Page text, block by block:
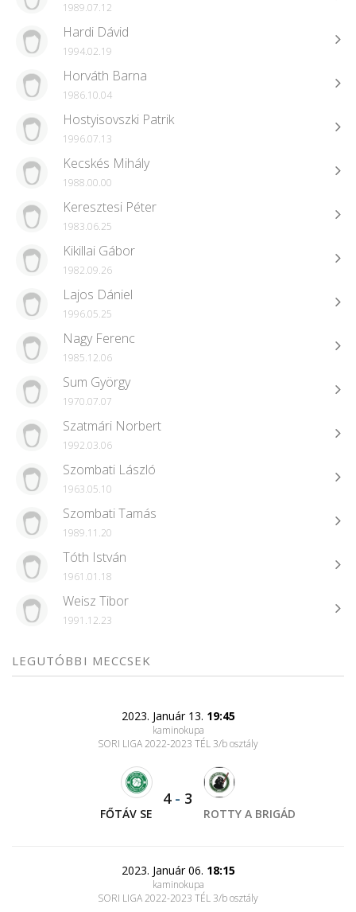
1989.07.12
Hardi Dávid
1994.02.19
Horváth Barna
1986.10.04
Hostyisovszki Patrik
1996.07.13
Kecskés Mihály
1988.00.00
Keresztesi Péter
1983.06.25
Kikillai Gábor
1982.09.26
Lajos Dániel
1996.05.25
Nagy Ferenc
1985.12.06
Sum György
1970.07.07
Szatmári Norbert
1992.03.06
Szombati László
1963.05.10
Szombati Tamás
1989.11.20
Tóth István
1961.01.18
Weisz Tibor
1991.12.23
LEGUTÓBBI MECCSEK
2023. Január 13. 19:45
kaminokupa
SORI LIGA 2022-2023 TÉL 3/b osztály
FŐTÁV SE
4- 3
ROTTY A BRIGÁD
2023. Január 06. 18:15
kaminokupa
SORI LIGA 2022-2023 TÉL 3/b osztály